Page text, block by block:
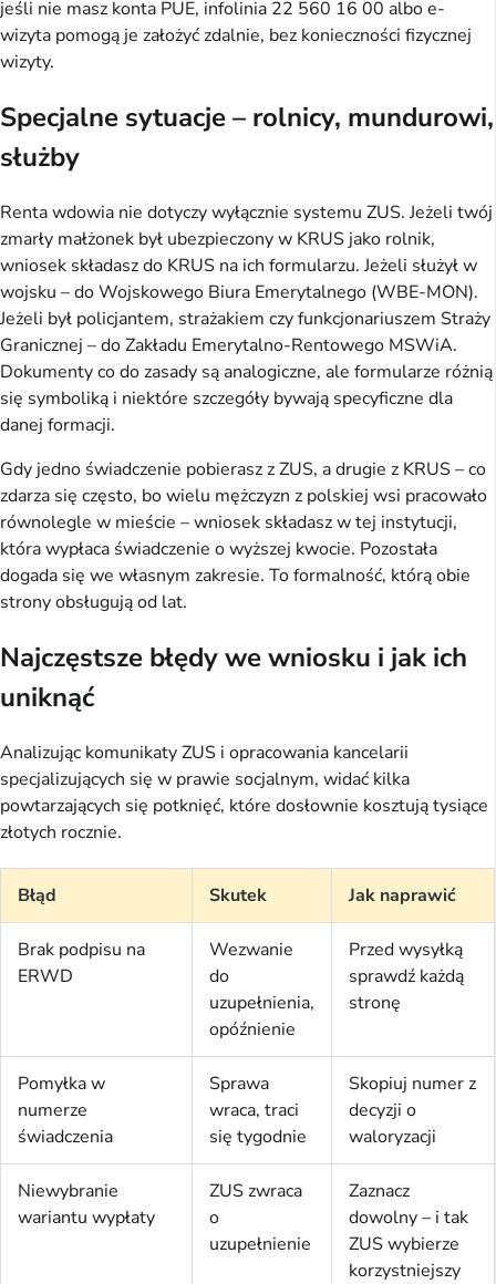
jeśli nie masz konta PUE, infolinia 22 560 16 00 albo e-
wizyta pomogą je założyć zdalnie, bez konieczności fizycznej
wizyty.
Specjalne sytuacje – rolnicy, mundurowi,
służby
Renta wdowia nie dotyczy wyłącznie systemu ZUS. Jeżeli twój
zmarły małżonek był ubezpieczony w KRUS jako rolnik,
wniosek składasz do KRUS na ich formularzu. Jeżeli służył w
wojsku – do Wojskowego Biura Emerytalnego (WBE-MON).
Jeżeli był policjantem, strażakiem czy funkcjonariuszem Straży
Granicznej – do Zakładu Emerytalno-Rentowego MSWiA.
Dokumenty co do zasady są analogiczne, ale formularze różnią
się symboliką i niektóre szczegóły bywają specyficzne dla
danej formacji.
Gdy jedno świadczenie pobierasz z ZUS, a drugie z KRUS – co
zdarza się często, bo wielu mężczyzn z polskiej wsi pracowało
równolegle w mieście – wniosek składasz w tej instytucji,
która wypłaca świadczenie o wyższej kwocie. Pozostała
dogada się we własnym zakresie. To formalność, którą obie
strony obsługują od lat.
Najczęstsze błędy we wniosku i jak ich
uniknąć
Analizując komunikaty ZUS i opracowania kancelarii
specjalizujących się w prawie socjalnym, widać kilka
powtarzających się potknięć, które dosłownie kosztują tysiące
złotych rocznie.
Błąd Skutek Jak naprawić
Brak podpisu na
ERWD
Wezwanie
do
uzupełnienia,
opóźnienie
Przed wysyłką
sprawdź każdą
stronę
Pomyłka w
numerze
świadczenia
Sprawa
wraca, traci
się tygodnie
Skopiuj numer z
decyzji o
waloryzacji
Niewybranie
wariantu wypłaty
ZUS zwraca
o
uzupełnienie
Zaznacz
dowolny – i tak
ZUS wybierze
korzystniejszy